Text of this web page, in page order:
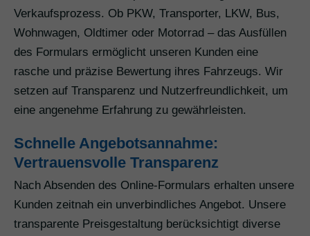
Verkaufsprozess. Ob PKW, Transporter, LKW, Bus,
Wohnwagen, Oldtimer oder Motorrad – das Ausfüllen
des Formulars ermöglicht unseren Kunden eine
rasche und präzise Bewertung ihres Fahrzeugs. Wir
setzen auf Transparenz und Nutzerfreundlichkeit, um
eine angenehme Erfahrung zu gewährleisten.
Schnelle Angebotsannahme:
Vertrauensvolle Transparenz
Nach Absenden des Online-Formulars erhalten unsere
Kunden zeitnah ein unverbindliches Angebot. Unsere
transparente Preisgestaltung berücksichtigt diverse